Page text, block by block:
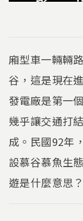
廂型車一輛輛
谷，這是現在
發電廠是第一
幾乎讓交通打
成。民國92年
設慕谷慕魚生
遊是什麼意思？